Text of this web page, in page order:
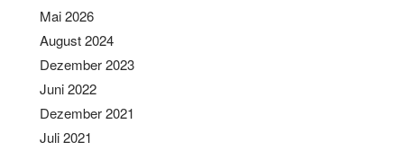
Mai 2026
August 2024
Dezember 2023
Juni 2022
Dezember 2021
Juli 2021